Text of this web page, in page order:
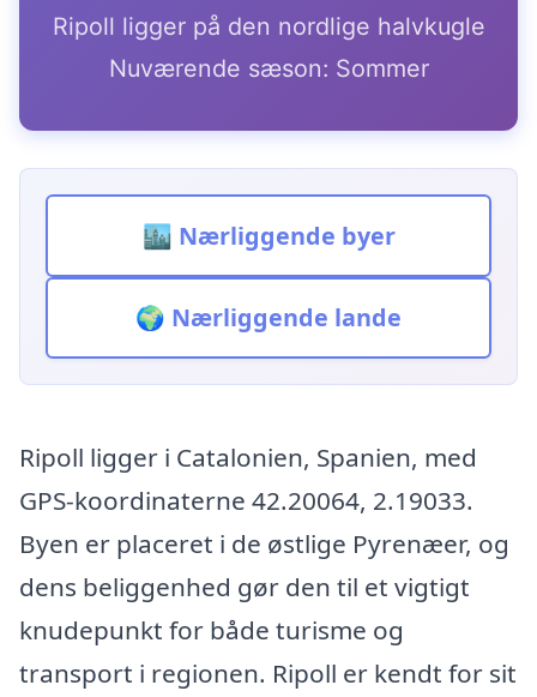
Ripoll ligger på den nordlige halvkugle
Nuværende sæson: Sommer
🏙️ Nærliggende byer
🌍 Nærliggende lande
Ripoll ligger i Catalonien, Spanien, med
GPS-koordinaterne 42.20064, 2.19033.
Byen er placeret i de østlige Pyrenæer, og
dens beliggenhed gør den til et vigtigt
knudepunkt for både turisme og
transport i regionen. Ripoll er kendt for sit